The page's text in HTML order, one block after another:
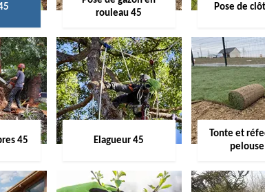
rouleau 45
Pose de
45 Elagueur 45
Tonte et